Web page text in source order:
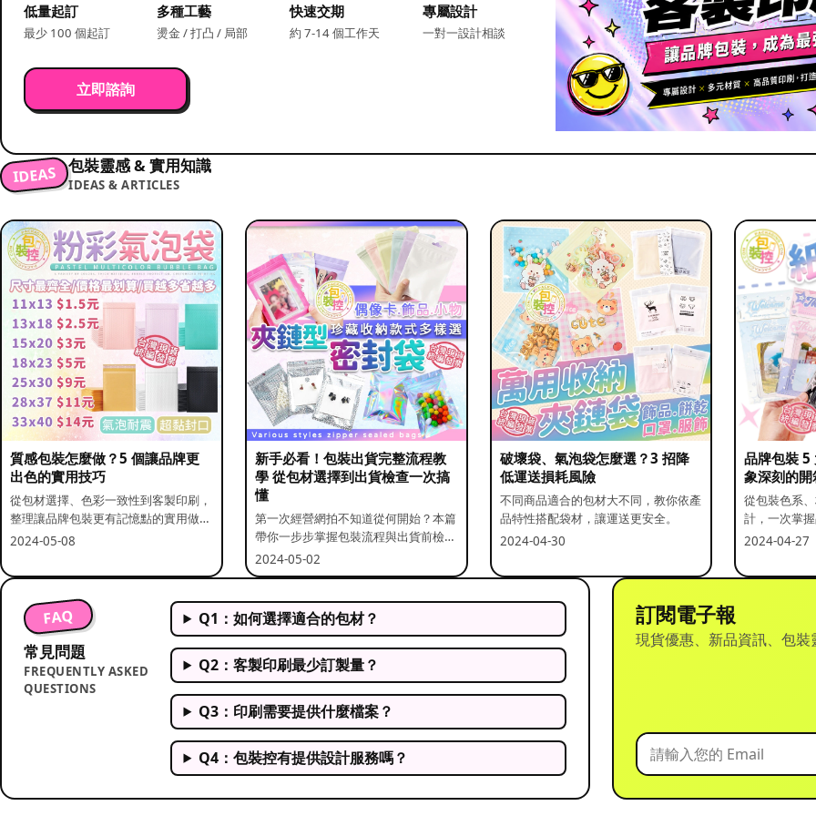
低量起訂
最少 100 個起訂
多種工藝
燙金 / 打凸 / 局部
快速交期
約 7-14 個工作天
專屬設計
一對一設計相談
立即諮詢
IDEAS 包裝靈感 & 實用知識
IDEAS & ARTICLES
質感包裝怎麼做？5 個讓品牌更
出色的實用技巧
從包材選擇、色彩一致性到客製印刷，
整理讓品牌包裝更有記憶點的實用做
法。
2024-05-08
新手必看！包裝出貨完整流程教
學 從包材選擇到出貨檢查一次搞
懂
第一次經營網拍不知道從何開始？本篇
帶你一步步掌握包裝流程與出貨前檢查
重點。
2024-05-02
破壞袋、氣泡袋怎麼選？3 招降
低運送損耗風險
不同商品適合的包材大不同，教你依產
品特性搭配袋材，讓運送更安全。
2024-04-30
品牌包裝 5
象深刻的
從包裝色系
計，一次掌
2024-04-27
FAQ
常見問題
FREQUENTLY ASKED
QUESTIONS
Q1：如何選擇適合的包材？
Q2：客製印刷最少訂製量？
Q3：印刷需要提供什麼檔案？
Q4：包裝控有提供設計服務嗎？
訂閱電子報
現貨優惠、新品資訊、包裝